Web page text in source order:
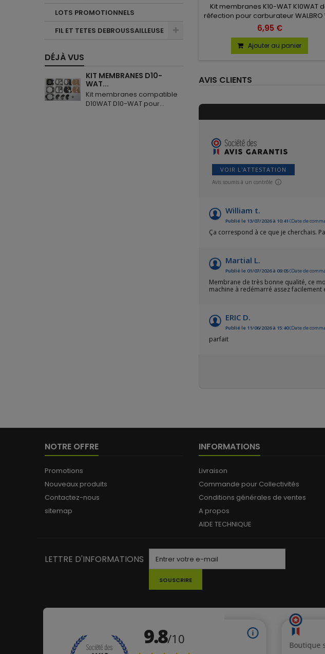
LOTS PROMOTIONNELS
FIL ET TETES DEBROUSSAILLEUSE
DÉJÀ VUS
KIT MEMBRANES D10-
WAT...
Kit membranes compatible
D10WAT D10-WAT pour...
Kit membranes K10-WAT K10WAT
réfection pour carburateur WALBRO
ou WT.
6,95 €
Ajouter au panier
AVIS CLIENTS
VOIR L'ATTESTATION
Avis soumis à un contrôle
William t.
Publié le 13/07/2026 à 10:41 (Date de
Ça correspond à ce que je cherchais.
Martial L.
Publié le 01/07/2026 à 09:05(Date de
Membrane de très bonne qualité, ce
machine à redémarré assez facilement
ERIC D.
Publié le 11/06/2026 à 15:40(Date de
parfait
NOTRE OFFRE
Promotions
Nouveaux produits
Contactez-nous
sitemap
INFORMATIONS
Livraison
Commande pour Collectivités
Conditions générales de ventes
A propos
AIDE TECHNIQUE
LETTRE D'INFORMATIONS
SOUSCRIRE